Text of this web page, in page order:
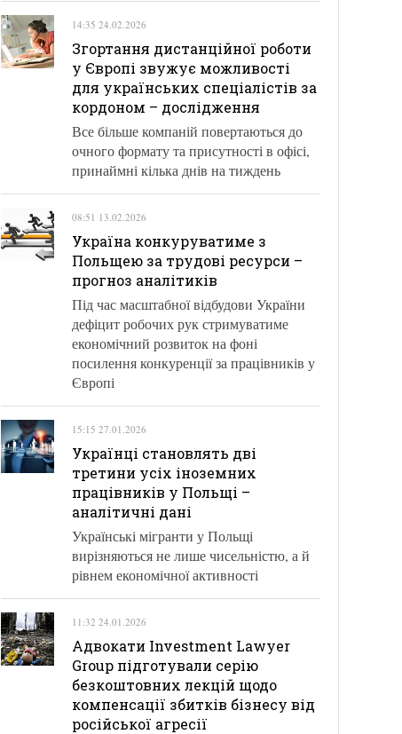
14:35 24.02.2026
Згортання дистанційної роботи
у Європі звужує можливості
для українських спеціалістів за
кордоном – дослідження
Все більше компаній повертаються до
очного формату та присутності в офісі,
принаймні кілька днів на тиждень
08:51 13.02.2026
Україна конкуруватиме з
Польщею за трудові ресурси –
прогноз аналітиків
Під час масштабної відбудови України
дефіцит робочих рук стримуватиме
економічний розвиток на фоні
посилення конкуренції за працівників у
Європі
15:15 27.01.2026
Українці становлять дві
третини усіх іноземних
працівників у Польщі –
аналітичні дані
Українські мігранти у Польщі
вирізняються не лише чисельністю, а й
рівнем економічної активності
11:32 24.01.2026
Адвокати Investment Lawyer
Group підготували серію
безкоштовних лекцій щодо
компенсації збитків бізнесу від
російської агресії